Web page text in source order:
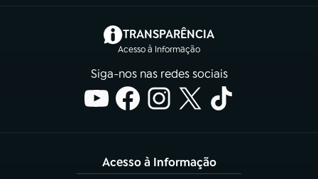
TRANSPARÊNCIA
Acesso à Informação
(abre em nova aba)
Siga-nos nas redes sociais
Acesso à Informação